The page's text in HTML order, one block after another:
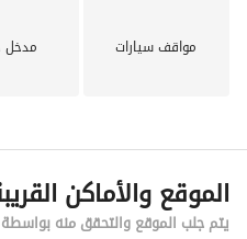
مواقف سيارات
الموقع والأماكن
يتم جلب الموقع والتحقق منه بواسطة